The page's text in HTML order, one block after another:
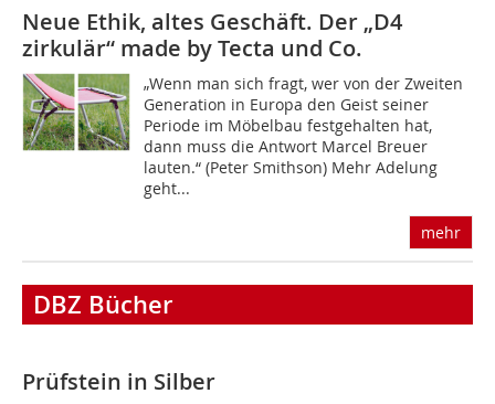
Neue Ethik, altes Geschäft. Der „D4
zirkulär“ made by Tecta und Co.
„Wenn man sich fragt, wer von der Zweiten
Generation in Europa den Geist seiner
Periode im Möbelbau festgehalten hat,
dann muss die Antwort Marcel Breuer
lauten.“ (Peter Smithson) Mehr Adelung
geht...
mehr
DBZ Bücher
Prüfstein in Silber